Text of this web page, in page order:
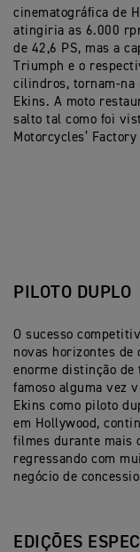
cinematográfica de
atingiria as 6.000
de 42,6 PS, mas a
Triumph e o
cilindros, tornam-na
Ekins. A moto
salto tal como foi
Motorcycles’ Factory
PILOTO DUPLO
O sucesso
novas horizontes de
enorme distinção de
famoso alguma vez
Ekins como piloto
em Hollywood,
filmes durante mais
regressando com
negócio de
EDIÇÕES